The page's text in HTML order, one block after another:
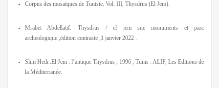
Corpus des mosaïques de Tunisie. Vol. III, Thysdrus (El Jem).
Mrabet Abdellatif. Thysdrus / el jem site monuments et parc
archeologique ,édition contraste ,1 janvier 2022 .
Slim Hedi .El Jem : l’antique Thysdrus , 1996 , Tunis : ALIF, Les Editions de
la Méditerranée.